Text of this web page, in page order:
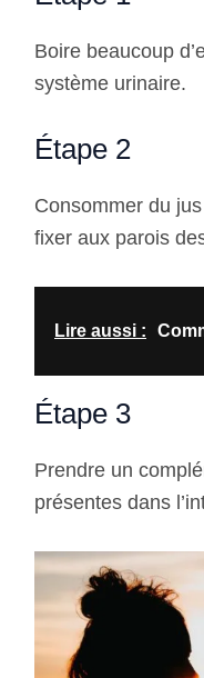
Boire beaucoup
système urinaire.
Étape 2
Consommer du
fixer aux parois
Lire aussi :
Étape 3
Prendre un
présentes dans